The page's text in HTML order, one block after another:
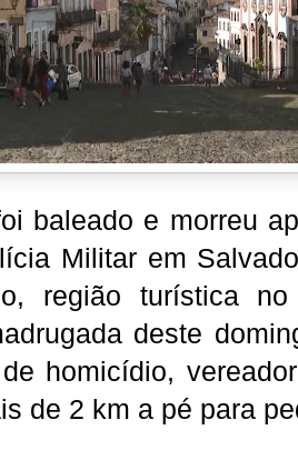
baleado e morreu
Militar em
região turística
deste
homicídio,
de 2 km a pé para